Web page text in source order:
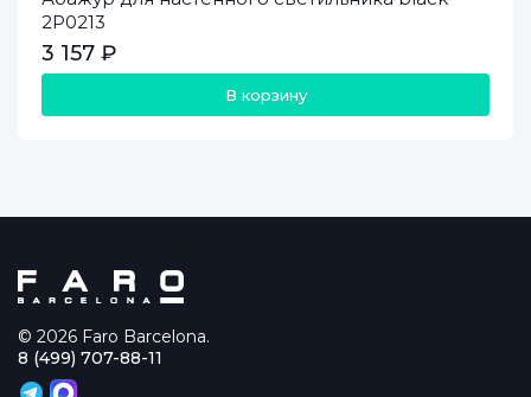
2P0213
3 157 ₽
В корзину
© 2026 Faro Barcelona.
8 (499) 707-88-11